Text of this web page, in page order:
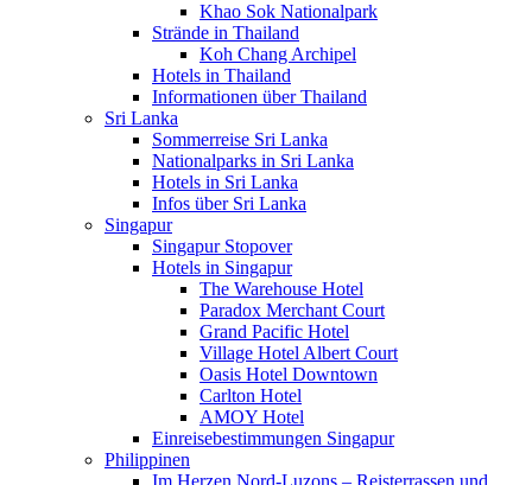
Khao Sok Nationalpark
Strände in Thailand
Koh Chang Archipel
Hotels in Thailand
Informationen über Thailand
Sri Lanka
Sommerreise Sri Lanka
Nationalparks in Sri Lanka
Hotels in Sri Lanka
Infos über Sri Lanka
Singapur
Singapur Stopover
Hotels in Singapur
The Warehouse Hotel
Paradox Merchant Court
Grand Pacific Hotel
Village Hotel Albert Court
Oasis Hotel Downtown
Carlton Hotel
AMOY Hotel
Einreisebestimmungen Singapur
Philippinen
Im Herzen Nord-Luzons – Reisterrassen und